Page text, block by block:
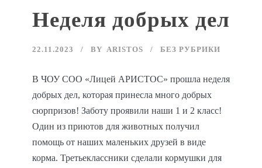
Неделя добрых дел
22.11.2023 BY ARISTOS БЕЗ РУБРИКИ
В ЧОУ СОО «Лицей АРИСТОС» прошла неделя
добрых дел, которая принесла много добрых
сюрпризов! Заботу проявили наши 1 и 2 класс!
Один из приютов для животных получил
помощь от наших маленьких друзей в виде
корма. Третьеклассники сделали кормушки для